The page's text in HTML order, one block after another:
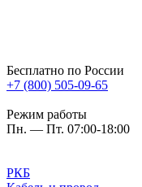
Бесплатно по России
+7 (800) 505-09-65
Режим работы
Пн. — Пт. 07:00-18:00
РКБ